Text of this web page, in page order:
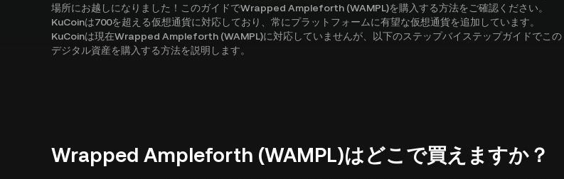
場所にお越しになりました！このガイドでWrapped Ampleforth (WAMPL)を購入する方法をご確認ください。
KuCoinは700を超える仮想通貨に対応しており、常にプラットフォームに有望な仮想通貨を追加しています。
KuCoinは現在Wrapped Ampleforth (WAMPL)に対応していませんが、以下のステップバイステップガイドでこの
デジタル資産を購入する方法を説明します。
Wrapped Ampleforth (WAMPL)はどこで買えますか？